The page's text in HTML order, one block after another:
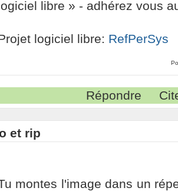
libre » - adhérez vous
logiciel libre: RefPerSys
Répondre
et rip
montes l'image dans un